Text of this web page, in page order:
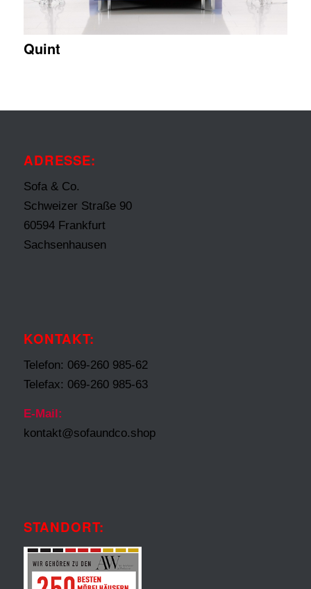
Quint
ADRESSE:
Sofa & Co.
Schweizer Straße 90
60594 Frankfurt
Sachsenhausen
KONTAKT:
Telefon: 069-260 985-62
Telefax: 069-260 985-63
E-Mail:
kontakt@sofaundco.shop
STANDORT: